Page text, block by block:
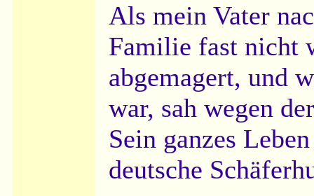
Als mein Vater
Familie fast nicht
abgemagert, und
war, sah wegen
Sein ganzes
deutsche